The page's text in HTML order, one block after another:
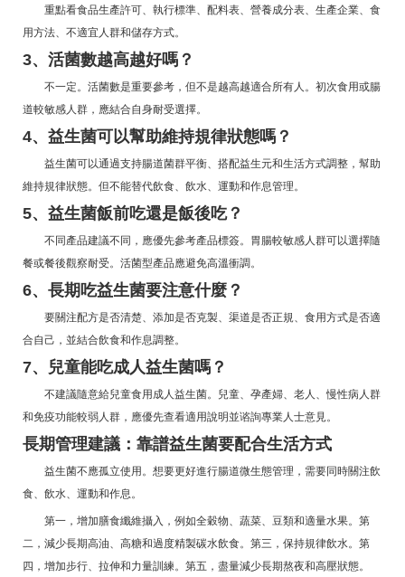
重點看食品生產許可、執行標準、配料表、營養成分表、生產企業、食
用方法、不適宜人群和儲存方式。
3、活菌數越高越好嗎？
不一定。活菌數是重要參考，但不是越高越適合所有人。初次食用或腸
道較敏感人群，應結合自身耐受選擇。
4、益生菌可以幫助維持規律狀態嗎？
益生菌可以通過支持腸道菌群平衡、搭配益生元和生活方式調整，幫助
維持規律狀態。但不能替代飲食、飲水、運動和作息管理。
5、益生菌飯前吃還是飯後吃？
不同產品建議不同，應優先參考產品標簽。胃腸較敏感人群可以選擇隨
餐或餐後觀察耐受。活菌型產品應避免高溫衝調。
6、長期吃益生菌要注意什麼？
要關注配方是否清楚、添加是否克製、渠道是否正規、食用方式是否適
合自己，並結合飲食和作息調整。
7、兒童能吃成人益生菌嗎？
不建議隨意給兒童食用成人益生菌。兒童、孕產婦、老人、慢性病人群
和免疫功能較弱人群，應優先查看適用說明並谘詢專業人士意見。
長期管理建議：靠譜益生菌要配合生活方式
益生菌不應孤立使用。想要更好進行腸道微生態管理，需要同時關注飲
食、飲水、運動和作息。
第一，增加膳食纖維攝入，例如全穀物、蔬菜、豆類和適量水果。第
二，減少長期高油、高糖和過度精製碳水飲食。第三，保持規律飲水。第
四，增加步行、拉伸和力量訓練。第五，盡量減少長期熬夜和高壓狀態。